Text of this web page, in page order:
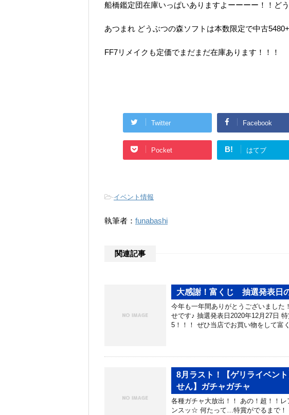
船橋鑑定団在庫いっぱいありますよーーーー！！ど
あつまれ どうぶつの森ソフトは本数限定で中古
FF7リメイクも定価でまだまだ在庫あります！！！
Twitter Facebook
Pocket B! はてブ
-イベント情報
執筆者： funabashi
関連記事
大感謝！富くじ 抽選発表日
今年も一年間ありがとうございました
せです♪ 抽選発表日2020年12月27日
5！！！ ぜひ当店でお買い物をして富
8月ラスト！【ゲリライベン
せん】ガチャガチャ
各種ガチャ大放出！！ あの！超！！
ンスッ☆ 何たって…特賞がでるまで！